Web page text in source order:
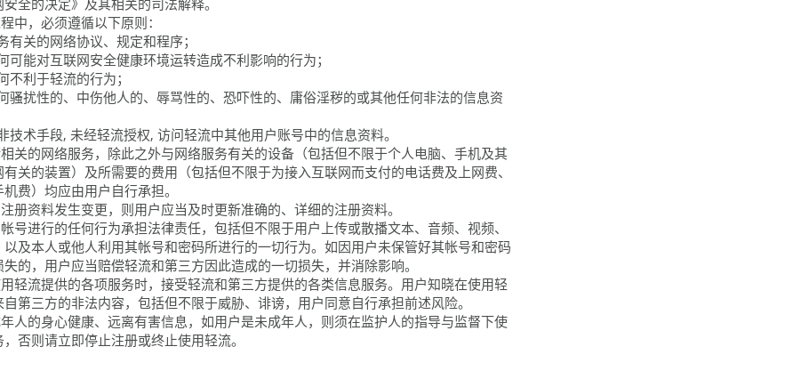
全的决定》及其相关的司法解释。
中，必须遵循以下原则：
有关的网络协议、规定和程序；
可能对互联网安全健康环境运转造成不利影响的行为；
利于轻流的行为；
骚扰性的、中伤他人的、辱骂性的、恐吓性的、庸俗淫秽的或其他任何非法的信息资
技术手段, 未经轻流授权, 访问轻流中其他用户账号中的信息资料。
关的网络服务，除此之外与网络服务有关的设备（包括但不限于个人电脑、手机及其
关的装置）及所需要的费用（包括但不限于为接入互联网而支付的电话费及上网费、
费）均应由用户自行承担。
册资料发生变更，则用户应当及时更新准确的、详细的注册资料。
号进行的任何行为承担法律责任，包括但不限于用户上传或散播文本、音频、视频、
及本人或他人利用其帐号和密码所进行的一切行为。如因用户未保管好其帐号和密码
的，用户应当赔偿轻流和第三方因此造成的一切损失，并消除影响。
轻流提供的各项服务时，接受轻流和第三方提供的各类信息服务。用户知晓在使用轻
第三方的非法内容，包括但不限于威胁、诽谤，用户同意自行承担前述风险。
人的身心健康、远离有害信息，如用户是未成年人，则须在监护人的指导与监督下使
否则请立即停止注册或终止使用轻流。